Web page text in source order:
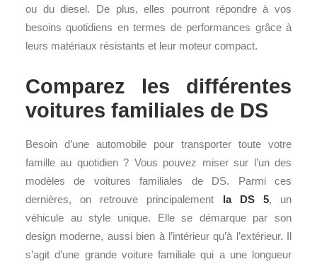
ou du diesel. De plus, elles pourront répondre à vos
besoins quotidiens en termes de performances grâce à
leurs matériaux résistants et leur moteur compact.
Comparez les différentes
voitures familiales de DS
Besoin d’une automobile pour transporter toute votre
famille au quotidien ? Vous pouvez miser sur l’un des
modèles de voitures familiales de DS. Parmi ces
dernières, on retrouve principalement la DS 5, un
véhicule au style unique. Elle se démarque par son
design moderne, aussi bien à l’intérieur qu’à l’extérieur. Il
s’agit d’une grande voiture familiale qui a une longueur